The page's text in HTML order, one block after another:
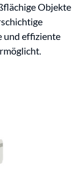
Objekte
und effiziente